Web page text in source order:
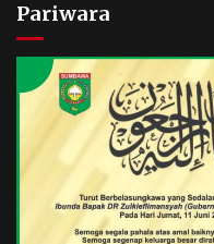
Pariwara